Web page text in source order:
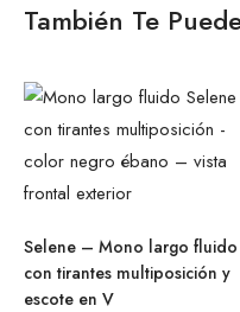
También Te
Selene – Mono largo fluido
con tirantes multiposición y
escote en V